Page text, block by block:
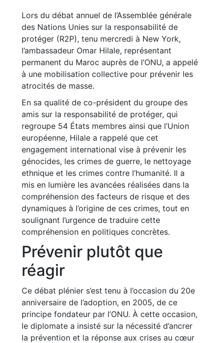
Lors du débat annuel de l’Assemblée générale
des Nations Unies sur la responsabilité de
protéger (R2P), tenu mercredi à New York,
l’ambassadeur Omar Hilale, représentant
permanent du Maroc auprès de l’ONU, a appelé
à une mobilisation collective pour prévenir les
atrocités de masse.
En sa qualité de co-président du groupe des
amis sur la responsabilité de protéger, qui
regroupe 54 États membres ainsi que l’Union
européenne, Hilale a rappelé que cet
engagement international vise à prévenir les
génocides, les crimes de guerre, le nettoyage
ethnique et les crimes contre l’humanité. Il a
mis en lumière les avancées réalisées dans la
compréhension des facteurs de risque et des
dynamiques à l’origine de ces crimes, tout en
soulignant l’urgence de traduire cette
compréhension en politiques concrètes.
Prévenir plutôt que
réagir
Ce débat plénier s’est tenu à l’occasion du 20e
anniversaire de l’adoption, en 2005, de ce
principe fondateur par l’ONU. À cette occasion,
le diplomate a insisté sur la nécessité d’ancrer
la prévention et la réponse aux crises au cœur